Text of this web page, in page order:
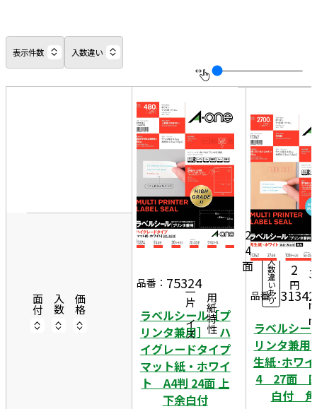
す
表示件数 入数違い
面付 入数 価格 一片サイズ用紙特性
品番： 75324
ラベルシール［プ
リンタ兼用］ ハ
イグレードタイプ
マット紙・ホワイ
ト A4判 24面 上
下余白付
2
4
面
シ
ー
ト
入
数
違
い
あ
り
1,
5
6
2
円
7
0
3
9
品番： 31342
ラベルシー
リンタ兼
生紙･ホワ
4 27面
白付